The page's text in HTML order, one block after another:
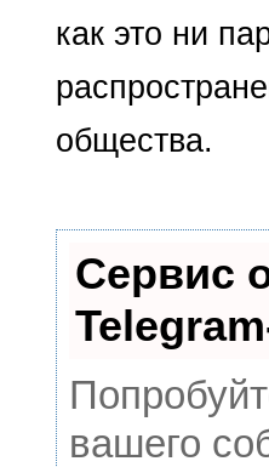
как это ни
общества.
Сервис
вашего